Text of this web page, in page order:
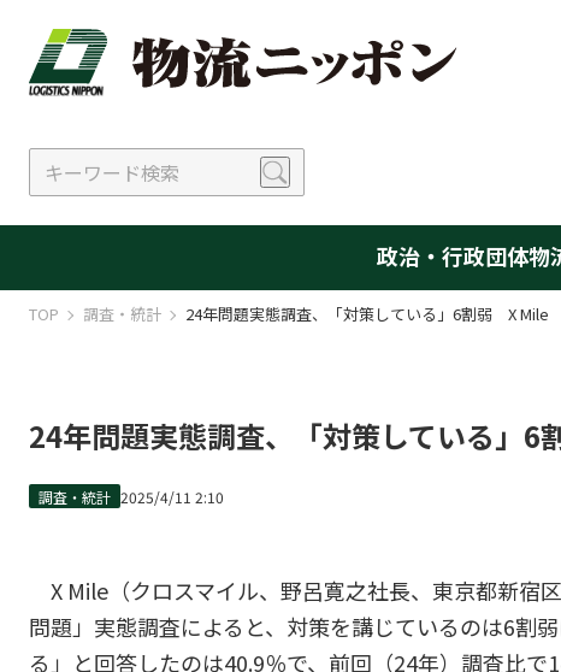
政治・行政団体物
TOP 調査・統計 24年問題実態調査、「対策している」6割弱 X Mile
24年問題実態調査、「対策している」
調査・統計 2025/4/11 2:10
X Mile（クロスマイル、野呂寛之社長、東京都新宿
問題」実態調査によると、対策を講じているのは6割
る」と回答したのは40.9％で、前回（24年）調査比で